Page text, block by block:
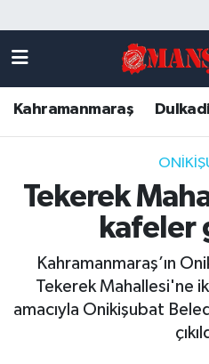
Kahramanmaraş
Tekerek
kafeler
Kahramanmaraş’ın
Tekerek Mahallesi'ne
amacıyla Onikişubat
DULKADİROĞLU
KAHRAMANMARAŞ
ONİKİŞUBAT
Künye
Kahramanmaraş
Kahramanmaraş Hava
Kahramanmaraş
Süper Lig Puan
Son Dakika Haberleri